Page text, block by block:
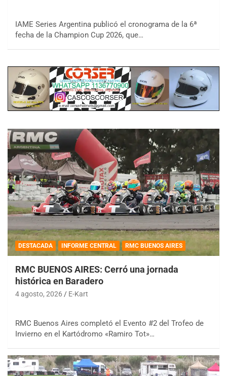
IAME Series Argentina publicó el cronograma de la 6ª
fecha de la Champion Cup 2026, que…
DESTACADA INFORME CENTRAL RMC BUENOS AIRES
RMC BUENOS AIRES: Cerró una jornada
histórica en Baradero
4 agosto, 2026 E-Kart
RMC Buenos Aires completó el Evento #2 del Trofeo de
Invierno en el Kartódromo «Ramiro Tot»…